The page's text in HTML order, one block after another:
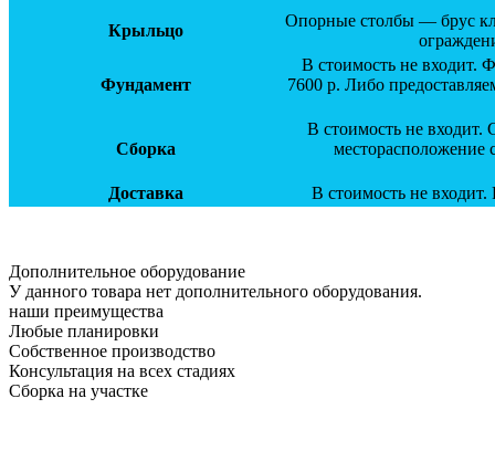
Крыльцо
Опорные столбы — брус
Фундамент
В стоимость не входит.
7600 р. Либо
Сборка
В стоимость не входит.
месторасположение
Доставка В стоимость не входит.
Дополнительное оборудование
У данного товара нет дополнительного оборудования.
наши преимущества
Любые планировки
Собственное производство
Консультация на всех стадиях
Сборка на участке